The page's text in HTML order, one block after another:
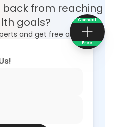
Connect
Free
from reaching
goals?
and get free assistance.